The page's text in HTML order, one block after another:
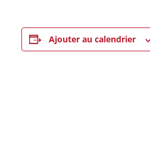
Ajouter au calendrier